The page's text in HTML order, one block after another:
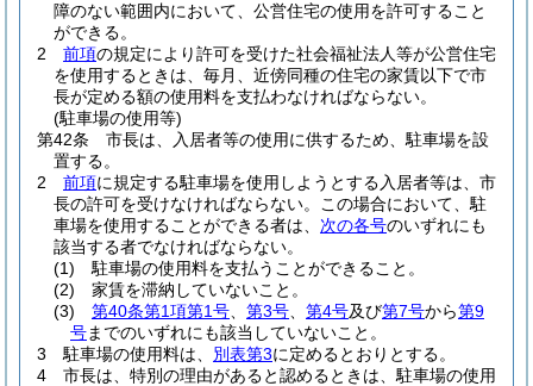
障のない範囲内において、公営住宅の使用を許可すること
ができる。
2
前項の規定により許可を受けた社会福祉法人等が公営住宅
を使用するときは、毎月、近傍同種の住宅の家賃以下で市
長が定める額の使用料を支払わなければならない。
(駐車場の使用等)
第42条
市長は、入居者等の使用に供するため、駐車場を設
置する。
2
前項に規定する駐車場を使用しようとする入居者等は、市
長の許可を受けなければならない。
この場合において、駐
車場を使用することができる者は、 次の各号のいずれにも
該当する者でなければならない。
(1)
駐車場の使用料を支払うことができること。
(2)
家賃を滞納していないこと。
(3)
第40条第1項第1号 第3号 第4号及び第7号から第9
号までのいずれにも該当していないこと。
3
駐車場の使用料は、 別表第3に定めるとおりとする。
4
市長は、特別の理由があると認めるときは、駐車場の使用